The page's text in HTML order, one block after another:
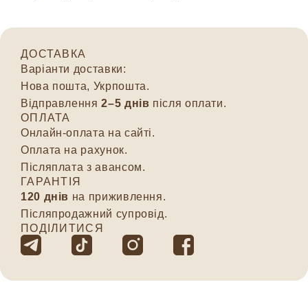
ДОСТАВКА
Варіанти доставки:
Нова пошта, Укрпошта.
Відправлення2–5 днів після оплати.
ОПЛАТА
Онлайн-оплата на сайті.
Оплата на рахунок.
Післяплата з авансом.
ГАРАНТІЯ
120 днів на приживлення.
Післяпродажний супровід.
ПОДІЛИТИСЯ